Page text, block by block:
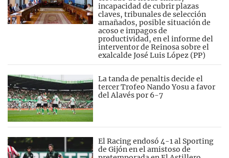
incapacidad de cubrir plazas
claves, tribunales de selección
amañados, posible situación de
acoso e impagos de
productividad, en el informe del
interventor de Reinosa sobre el
exalcalde José Luis López (PP)
La tanda de penaltis decide el
tercer Trofeo Nando Yosu a favor
del Alavés por 6-7
El Racing endosó 4-1 al Sporting
de Gijón en el amistoso de